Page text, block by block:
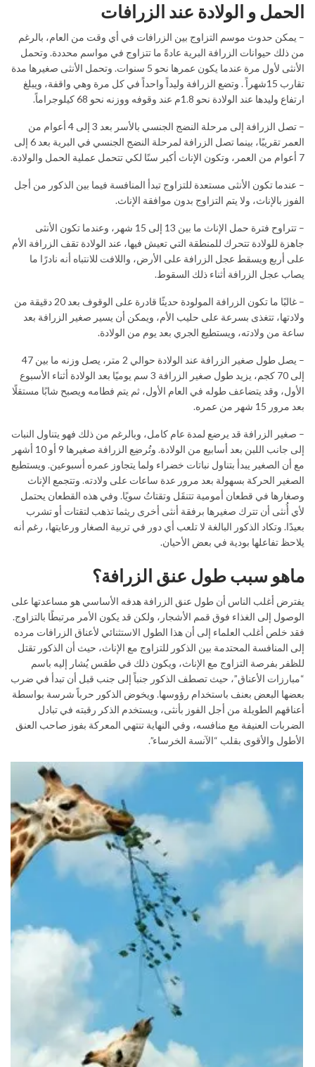
الحمل و الولادة عند الزرافات
– يمكن حدوث موسم التزاوج بين الزرافات في أي وقت من العام، بالرغم
من ذلك حيوانات الزرافة البرية عادةً ما تتزاوج في مواسم محددة. وتحمل
الأنثى لأول مرة عندما يكون عمرها نحو 5 سنوات. وتحمل الأنثى صغيرها مدة
تقارب 15شهراً . وتضع الزرافة وليداً واحداً في كل مرة وهي واقفة، ويبلغ
ارتفاع وليدها عند الولادة نحو 1.8م عند وقوفه ووزنه نحو 68 كيلوجراماً.
– تصل الزرافة إلى مرحلة النضج الجنسي بالأسر بعد 3 إلى 4 أعوام من
العمر تقريبًا، بينما تصل الزرافة لمرحلة النضج الجنسي في البرية بعد 6 إلى
7 أعوام من العمر، وتكون الإناث أكبر سنًا لكي تتحمل عملية الحمل والولادة.
– عندما تكون الأنثى مستعدة للتزاوج تبدأ المنافسة فيما بين الذكور من أجل
الفوز بالإناث، ولا يتم التزاوج بدون موافقة الإناث.
– تتراوح فترة حمل الإناث ما بين 13 إلى 15 شهر، وعندما تكون الأنثى
جاهزة للولادة تتحرك للمنطقة التي تعيش فيها، عند الولادة تقف الزرافة الأم
على أربع ويسقط عجل الزرافة على الأرض، واللافت للانتباه أنه نادرًا ما
يصاب عجل الزرافة أثناء ذلك السقوط.
– غالبًا ما تكون الزرافة المولودة حديثًا قادرة على الوقوف بعد 20 دقيقة من
ولادتها، تتغذى بسرعة على حليب الأم، ويمكن أن يسير صغير الزرافة بعد
ساعة من ولادته، ويستطيع الجري بعد يوم من الولادة.
– يصل طول صغير الزرافة عند الولادة حوالي 2 متر، يصل وزنه ما بين 47
إلى 70 كجم، يزيد طول صغير الزرافة 3 سم يوميًا بعد الولادة أثناء الأسبوع
الأول، وقد يتضاعف طوله في العام الأول، ثم يتم فطامه ويصبح شابًا مستقلًا
بعد مرور 15 شهر من عمره.
– صغير الزرافة قد يرضع لمدة عام كامل، وبالرغم من ذلك فهو يتناول النبات
إلى جانب اللبن بعد أسابيع من الولادة. وتُرضِع الزرافة صغيرها 9 أو 10 أشهر
مع أن الصغير يبدأ بتناول نباتات خضراء ولما يتجاوز عمره أسبوعين. ويستطيع
الصغير الحركة بسهولة بعد مرور عدة ساعات على ولادته. وتتجمع الإناث
وصغارها في قطعان أمومية تتنقَل وتقتاتُ سويًا. وفي هذه القطعان يحتمل
لأي أُنثى أن تترك صغيرها برفقة أنثى أخرى ريثما تذهب لتقتات أو تشرب
بعيدًا. وتكاد الذكور البالغة لا تلعب أي دور في تربية الصغار ورعايتها، رغم أنه
يلاحظ تفاعلها بودية في بعض الأحيان.
ماهو سبب طول عنق الزرافة؟
يفترض أغلب الناس أن طول عنق الزرافة هدفه الأساسي هو مساعدتها على
الوصول إلى الغذاء فوق قمم الأشجار، ولكن قد يكون الأمر مرتبطًا بالتزاوج.
فقد خلص أغلب العلماء إلى أن هذا الطول الاستثنائي لأعناق الزرافات مرده
إلى المنافسة المحتدمة بين الذكور للتزاوج مع الإناث، حيث أن الذكور تقتل
للظفر بفرصة التزاوج مع الإناث، ويكون ذلك في طقس يُشار إليه باسم
“مبارزات الأعناق”، حيث تصطف الذكور جنباً إلى جنب قبل أن تبدأ في ضرب
بعضها البعض بعنف باستخدام رؤوسها. ويخوض الذكور حرباً شرسة بواسطة
أعناقهم الطويلة من أجل الفوز بأنثى، ويستخدم الذكر رقبته في تبادل
الضربات العنيفة مع منافسه، وفي النهاية تنتهي المعركة بفوز صاحب العنق
الأطول والأقوى بقلب “الآنسة الخرساء”.